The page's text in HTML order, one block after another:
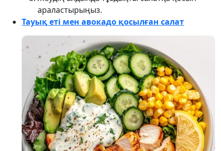
араластырыңыз.
Тауық еті мен авокадо қосылған салат